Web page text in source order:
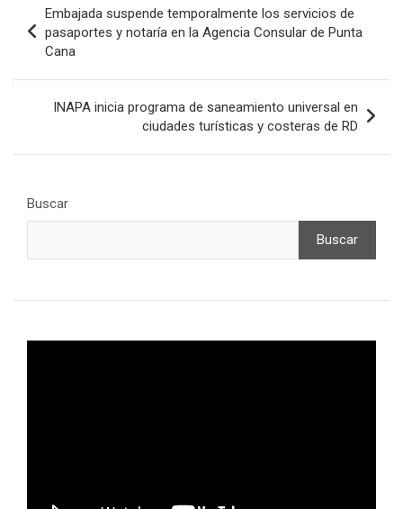
de
entradas
Embajada suspende temporalmente los servicios de
pasaportes y notaría en la Agencia Consular de Punta
Cana
INAPA inicia programa de saneamiento universal en
ciudades turísticas y costeras de RD
Buscar
Buscar